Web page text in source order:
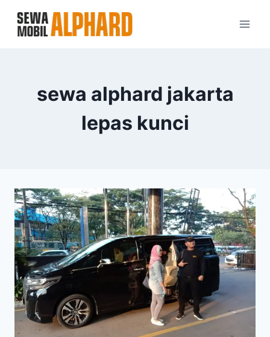
content
sewa alphard jakarta
lepas kunci